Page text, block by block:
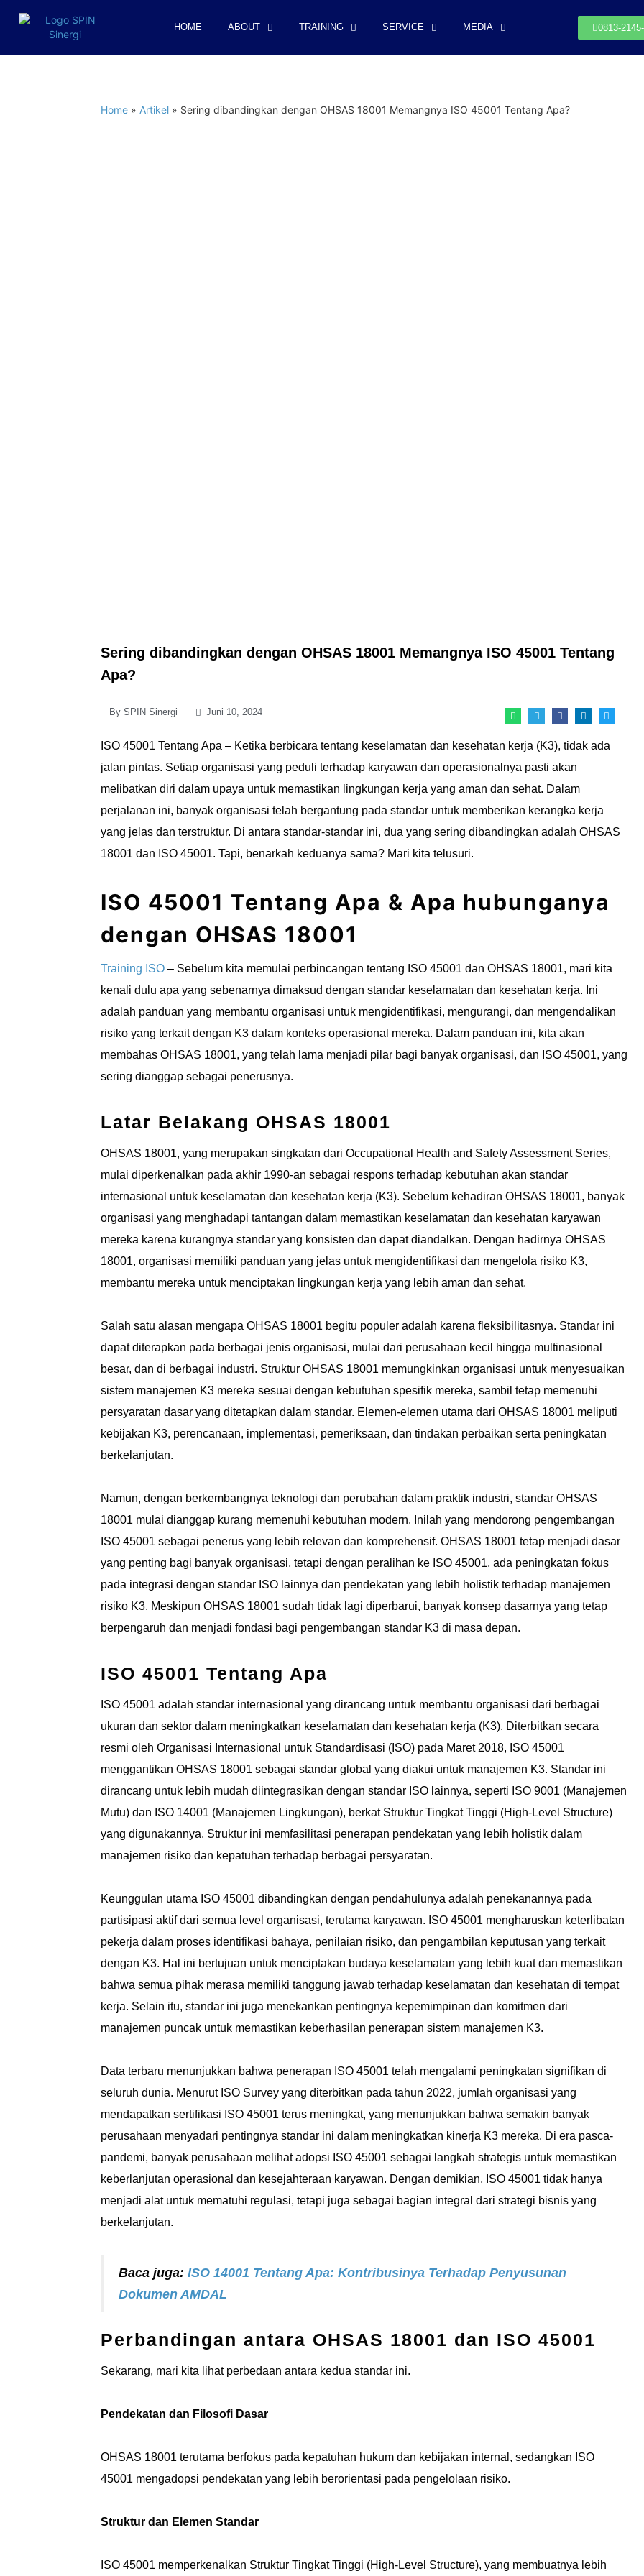
HOME ABOUT TRAINING SERVICE MEDIA 0813-
Home » Artikel » Sering dibandingkan dengan OHSAS 18001 Memangnya ISO 45001 Tentang Apa?
Sering dibandingkan dengan OHSAS 18001 Memangnya ISO 45001 Tentang
Apa?
By SPIN Sinergi Juni 10, 2024
ISO 45001 Tentang Apa – Ketika berbicara tentang keselamatan dan kesehatan kerja (K3), tidak ada
jalan pintas. Setiap organisasi yang peduli terhadap karyawan dan operasionalnya pasti akan
melibatkan diri dalam upaya untuk memastikan lingkungan kerja yang aman dan sehat. Dalam
perjalanan ini, banyak organisasi telah bergantung pada standar untuk memberikan kerangka kerja
yang jelas dan terstruktur. Di antara standar-standar ini, dua yang sering dibandingkan adalah OHSAS
18001 dan ISO 45001. Tapi, benarkah keduanya sama? Mari kita telusuri.
ISO 45001 Tentang Apa & Apa hubunganya
dengan OHSAS 18001
Training ISO – Sebelum kita memulai perbincangan tentang ISO 45001 dan OHSAS 18001, mari kita
kenali dulu apa yang sebenarnya dimaksud dengan standar keselamatan dan kesehatan kerja. Ini
adalah panduan yang membantu organisasi untuk mengidentifikasi, mengurangi, dan mengendalikan
risiko yang terkait dengan K3 dalam konteks operasional mereka. Dalam panduan ini, kita akan
membahas OHSAS 18001, yang telah lama menjadi pilar bagi banyak organisasi, dan ISO 45001, yang
sering dianggap sebagai penerusnya.
Latar Belakang OHSAS 18001
OHSAS 18001, yang merupakan singkatan dari Occupational Health and Safety Assessment Series,
mulai diperkenalkan pada akhir 1990-an sebagai respons terhadap kebutuhan akan standar
internasional untuk keselamatan dan kesehatan kerja (K3). Sebelum kehadiran OHSAS 18001, banyak
organisasi yang menghadapi tantangan dalam memastikan keselamatan dan kesehatan karyawan
mereka karena kurangnya standar yang konsisten dan dapat diandalkan. Dengan hadirnya OHSAS
18001, organisasi memiliki panduan yang jelas untuk mengidentifikasi dan mengelola risiko K3,
membantu mereka untuk menciptakan lingkungan kerja yang lebih aman dan sehat.
Salah satu alasan mengapa OHSAS 18001 begitu populer adalah karena fleksibilitasnya. Standar ini
dapat diterapkan pada berbagai jenis organisasi, mulai dari perusahaan kecil hingga multinasional
besar, dan di berbagai industri. Struktur OHSAS 18001 memungkinkan organisasi untuk menyesuaikan
sistem manajemen K3 mereka sesuai dengan kebutuhan spesifik mereka, sambil tetap memenuhi
persyaratan dasar yang ditetapkan dalam standar. Elemen-elemen utama dari OHSAS 18001 meliputi
kebijakan K3, perencanaan, implementasi, pemeriksaan, dan tindakan perbaikan serta peningkatan
berkelanjutan.
Namun, dengan berkembangnya teknologi dan perubahan dalam praktik industri, standar OHSAS
18001 mulai dianggap kurang memenuhi kebutuhan modern. Inilah yang mendorong pengembangan
ISO 45001 sebagai penerus yang lebih relevan dan komprehensif. OHSAS 18001 tetap menjadi dasar
yang penting bagi banyak organisasi, tetapi dengan peralihan ke ISO 45001, ada peningkatan fokus
pada integrasi dengan standar ISO lainnya dan pendekatan yang lebih holistik terhadap manajemen
risiko K3. Meskipun OHSAS 18001 sudah tidak lagi diperbarui, banyak konsep dasarnya yang tetap
berpengaruh dan menjadi fondasi bagi pengembangan standar K3 di masa depan.
ISO 45001 Tentang Apa
ISO 45001 adalah standar internasional yang dirancang untuk membantu organisasi dari berbagai
ukuran dan sektor dalam meningkatkan keselamatan dan kesehatan kerja (K3). Diterbitkan secara
resmi oleh Organisasi Internasional untuk Standardisasi (ISO) pada Maret 2018, ISO 45001
menggantikan OHSAS 18001 sebagai standar global yang diakui untuk manajemen K3. Standar ini
dirancang untuk lebih mudah diintegrasikan dengan standar ISO lainnya, seperti ISO 9001 (Manajemen
Mutu) dan ISO 14001 (Manajemen Lingkungan), berkat Struktur Tingkat Tinggi (High-Level Structure)
yang digunakannya. Struktur ini memfasilitasi penerapan pendekatan yang lebih holistik dalam
manajemen risiko dan kepatuhan terhadap berbagai persyaratan.
Keunggulan utama ISO 45001 dibandingkan dengan pendahulunya adalah penekanannya pada
partisipasi aktif dari semua level organisasi, terutama karyawan. ISO 45001 mengharuskan keterlibatan
pekerja dalam proses identifikasi bahaya, penilaian risiko, dan pengambilan keputusan yang terkait
dengan K3. Hal ini bertujuan untuk menciptakan budaya keselamatan yang lebih kuat dan memastikan
bahwa semua pihak merasa memiliki tanggung jawab terhadap keselamatan dan kesehatan di tempat
kerja. Selain itu, standar ini juga menekankan pentingnya kepemimpinan dan komitmen dari
manajemen puncak untuk memastikan keberhasilan penerapan sistem manajemen K3.
Data terbaru menunjukkan bahwa penerapan ISO 45001 telah mengalami peningkatan signifikan di
seluruh dunia. Menurut ISO Survey yang diterbitkan pada tahun 2022, jumlah organisasi yang
mendapatkan sertifikasi ISO 45001 terus meningkat, yang menunjukkan bahwa semakin banyak
perusahaan menyadari pentingnya standar ini dalam meningkatkan kinerja K3 mereka. Di era pasca-
pandemi, banyak perusahaan melihat adopsi ISO 45001 sebagai langkah strategis untuk memastikan
keberlanjutan operasional dan kesejahteraan karyawan. Dengan demikian, ISO 45001 tidak hanya
menjadi alat untuk mematuhi regulasi, tetapi juga sebagai bagian integral dari strategi bisnis yang
berkelanjutan.
Baca juga: ISO 14001 Tentang Apa: Kontribusinya Terhadap Penyusunan
Dokumen AMDAL
Perbandingan antara OHSAS 18001 dan ISO 45001
Sekarang, mari kita lihat perbedaan antara kedua standar ini.
Pendekatan dan Filosofi Dasar
OHSAS 18001 terutama berfokus pada kepatuhan hukum dan kebijakan internal, sedangkan ISO
45001 mengadopsi pendekatan yang lebih berorientasi pada pengelolaan risiko.
Struktur dan Elemen Standar
ISO 45001 memperkenalkan Struktur Tingkat Tinggi (High-Level Structure), yang membuatnya lebih